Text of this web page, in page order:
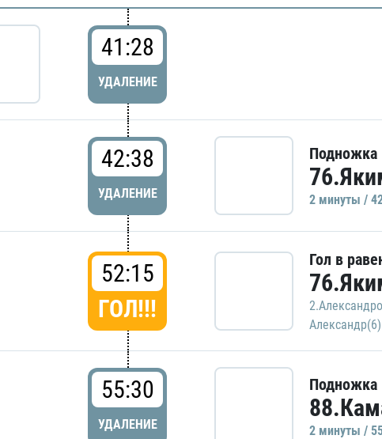
41:28
УДАЛЕНИЕ
42:38
УДАЛЕНИЕ
Подножка
2 минуты /
52:15
ГОЛ!!!
Гол в
Александр(6)
55:30
УДАЛЕНИЕ
Подножка
2 минуты /